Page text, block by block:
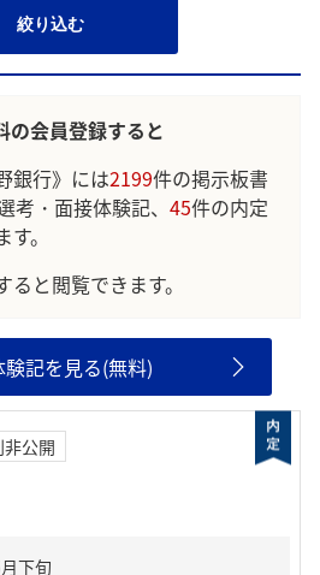
絞り込む
の会員登録すると
銀行》には2199件の掲示板書
考・面接体験記、 45件の内定
。
ると閲覧できます。
記を見る(無料)
公開